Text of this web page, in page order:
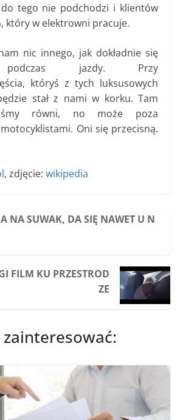
tego nie podchodzi i klientów
który w elektrowni pracuje.
nic innego, jak dokładnie się
podczas jazdy. Przy
któryś z tych luksusowych
stał z nami w korku. Tam
równi, no może poza
Oni się przecisną.
, zdjęcie: wikipedia
NA SUWAK, DA SIĘ NAWET U N
FILM KU PRZESTROD
ZE